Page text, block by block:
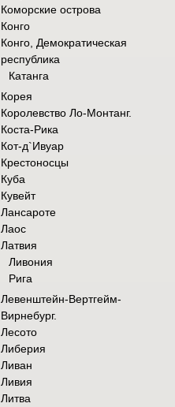
Коморские острова
Конго
Конго, Демократическая
республика
Катанга
Корея
Королевство Ло-Монтанг.
Коста-Рика
Кот-д`Ивуар
Крестоносцы
Куба
Кувейт
Лансароте
Лаос
Латвия
Ливония
Рига
Левенштейн-Вертгейм-
Вирнебург.
Лесото
Либерия
Ливан
Ливия
Литва